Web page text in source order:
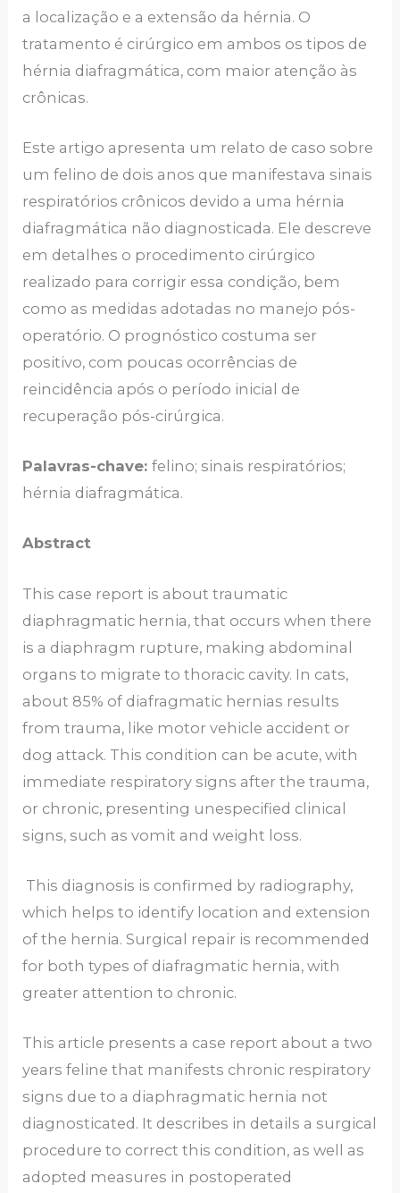
a localização e a extensão da hérnia. O
tratamento é cirúrgico em ambos os tipos de
hérnia diafragmática, com maior atenção às
crônicas.
Este artigo apresenta um relato de caso sobre
um felino de dois anos que manifestava sinais
respiratórios crônicos devido a uma hérnia
diafragmática não diagnosticada. Ele descreve
em detalhes o procedimento cirúrgico
realizado para corrigir essa condição, bem
como as medidas adotadas no manejo pós-
operatório. O prognóstico costuma ser
positivo, com poucas ocorrências de
reincidência após o período inicial de
recuperação pós-cirúrgica.
Palavras-chave:felino; sinais respiratórios;
hérnia diafragmática.
Abstract
This case report is about traumatic
diaphragmatic hernia, that occurs when there
is a diaphragm rupture, making abdominal
organs to migrate to thoracic cavity. In cats,
about 85% of diafragmatic hernias results
from trauma, like motor vehicle accident or
dog attack. This condition can be acute, with
immediate respiratory signs after the trauma,
or chronic, presenting unespecified clinical
signs, such as vomit and weight loss.
This diagnosis is confirmed by radiography,
which helps to identify location and extension
of the hernia. Surgical repair is recommended
for both types of diafragmatic hernia, with
greater attention to chronic.
This article presents a case report about a two
years feline that manifests chronic respiratory
signs due to a diaphragmatic hernia not
diagnosticated. It describes in details a surgical
procedure to correct this condition, as well as
adopted measures in postoperated